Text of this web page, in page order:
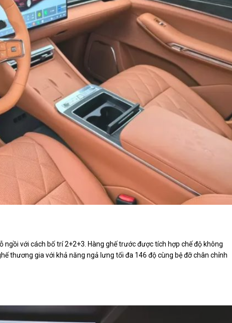
với cách bố trí 2+2+3. Hàng ghế trước được tích hợp chế độ không
thương gia với khả năng ngả lưng tối đa 146 độ cùng bệ đỡ chân chỉnh